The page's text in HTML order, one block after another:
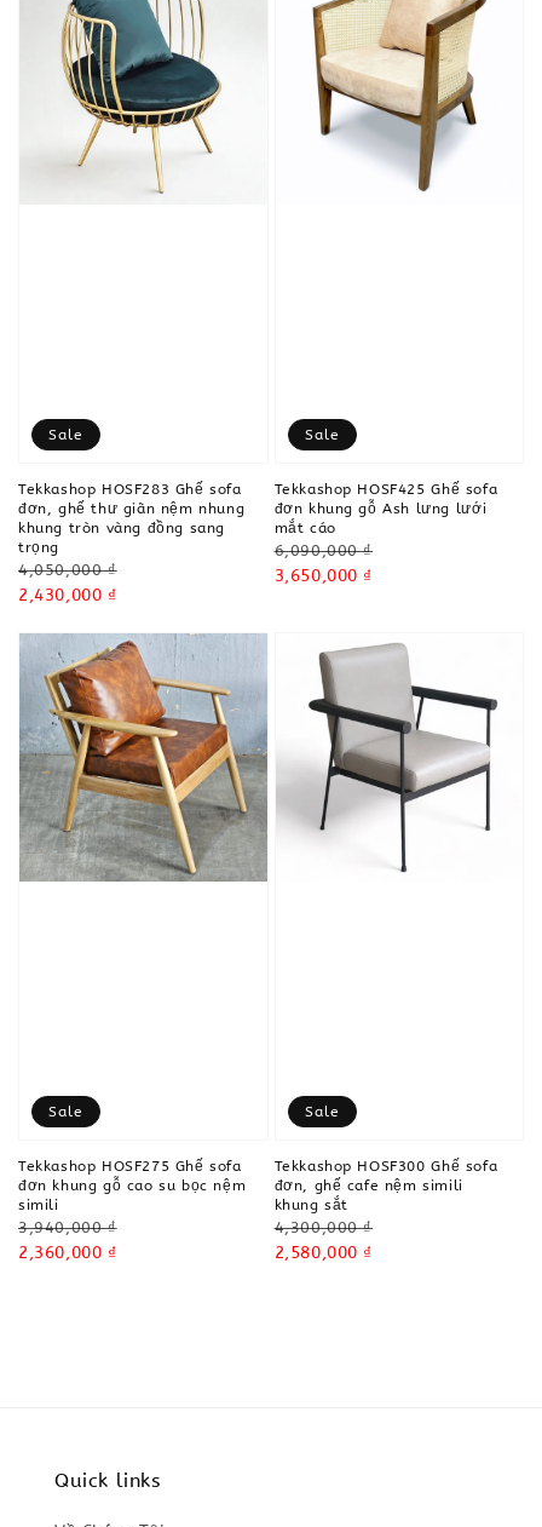
Sale
Tekkashop HOSF283 Ghế sofa
đơn, ghế thư giãn nệm nhung
khung tròn vàng đồng sang
trọng
Regular
price
4,050,000 ₫
Sale
2,430,000 ₫
Sale
Tekkashop HOSF425 Ghế sofa
đơn khung gỗ Ash lưng lưới
mắt cáo
Regular
price
6,090,000 ₫
Sale
3,650,000 ₫
Sale
Tekkashop HOSF275 Ghế sofa
đơn khung gỗ cao su bọc nệm
simili
Regular
price
3,940,000 ₫
Sale
2,360,000 ₫
Sale
Tekkashop HOSF300 Ghế sofa
đơn, ghế cafe nệm simili
khung sắt
Regular
price
4,300,000 ₫
Sale
2,580,000 ₫
Quick links